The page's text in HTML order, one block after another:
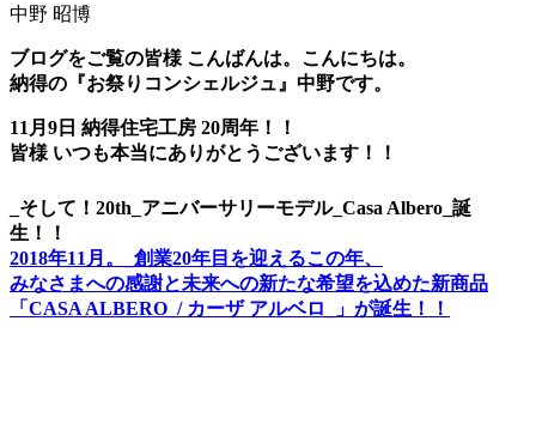
中野 昭博
ブログをご覧の皆様 こんばんは。こんにちは。
納得の『お祭りコンシェルジュ』中野です。
11月9日 納得住宅工房 20周年！！
皆様 いつも本当にありがとうございます！！
_そして！20th_アニバーサリーモデル_Casa Albero_誕
生！！
2018年11月。_ 創業20年目を迎えるこの年、
みなさまへの感謝と未来への新たな希望を込めた新商品
「CASA ALBERO_/ カーザ アルベロ_」が誕生！！